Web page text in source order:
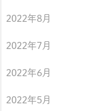
2022年8月
2022年7月
2022年6月
2022年5月